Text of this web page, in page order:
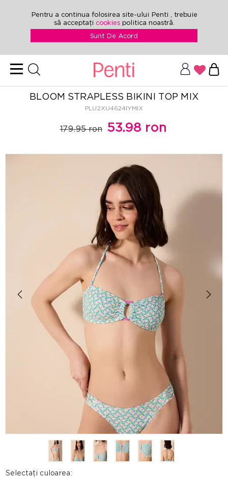
Pentru a continua folosirea site-ului Penti , trebuie
să acceptați cookies politica noastră.
Sunt De Acord
BLOOM STRAPLESS BIKINI TOP MIX
PLU2XU4624IYMIX
179.95 ron 53.98 ron
Selectați culoarea: